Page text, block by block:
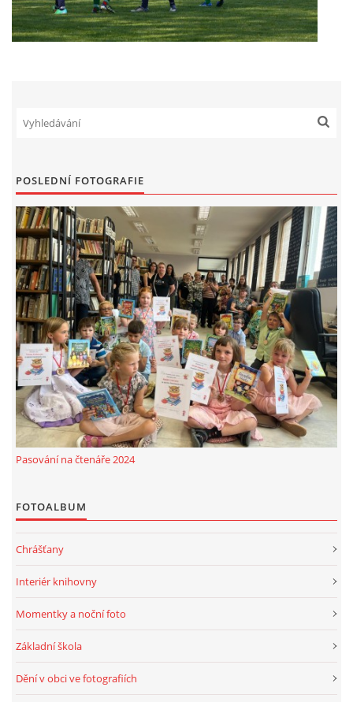
POSLEDNÍ FOTOGRAFIE
Pasování na čtenáře 2024
FOTOALBUM
Chrášťany
Interiér knihovny
Momentky a noční foto
Základní škola
Dění v obci ve fotografiích